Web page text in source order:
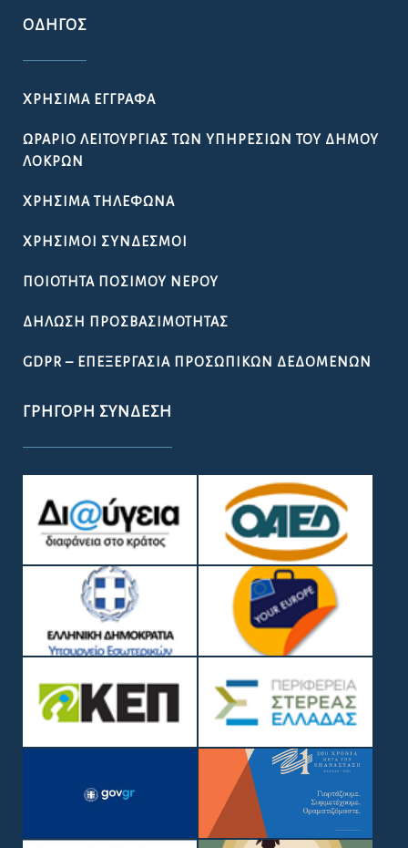
ΟΔΗΓΌΣ
ΧΡΉΣΙΜΑ ΈΓΓΡΑΦΑ
ΩΡΆΡΙΟ ΛΕΙΤΟΥΡΓΊΑΣ ΤΩΝ ΥΠΗΡΕΣΙΏΝ ΤΟΥ ΔΉΜΟΥ
ΛΟΚΡΏΝ
ΧΡΉΣΙΜΑ ΤΗΛΈΦΩΝΑ
ΧΡΉΣΙΜΟΙ ΣΎΝΔΕΣΜΟΙ
ΠΟΙΌΤΗΤΑ ΠΌΣΙΜΟΥ ΝΕΡΟΎ
ΔΉΛΩΣΗ ΠΡΟΣΒΑΣΙΜΌΤΗΤΑΣ
GDPR – ΕΠΕΞΕΡΓΑΣΙΑ ΠΡΟΣΩΠΙΚΩΝ ΔΕΔΟΜΕΝΩΝ
ΓΡΉΓΟΡΗ ΣΎΝΔΕΣΗ